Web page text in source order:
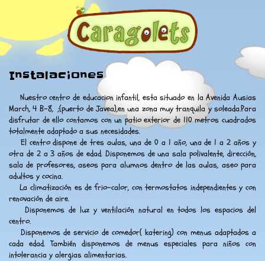
Instalaciones
Nuestro centro de educacion infantil, esta situado en la Avenida Ausias
March, 4 B-8, ;(puerto de Javea),en una zona muy tranquila y soleada.Para
disfrutar de ello contamos con un patio exterior de 110 metros cuadrados
totalmente adaptado a sus necesidades.
El centro dispone de tres aulas, una de 0 a 1 año, una de 1 a 2 años y
otra de 2 a 3 años de edad. Disponemos de una sala polivalente, dirección,
sala de profesores, aseos para alumnos dentro de las aulas, aseo para
adultos y cocina.
La climatización es de frio-calor, con termostatos independientes y con
renovación de aire.
Disponemos de luz y ventilación natural en todos los espacios del
centro.
Disponemos de servicio de comedor( katering) con menus adaptados a
cada edad. También disponemos de menus especiales para niños con
intolerancia y alergias alimentarias.